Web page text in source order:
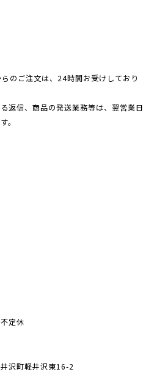
のご注文は、24時間お受けしており
返信、商品の発送業務等は、翌営業日
。
定休
沢町軽井沢東16-2